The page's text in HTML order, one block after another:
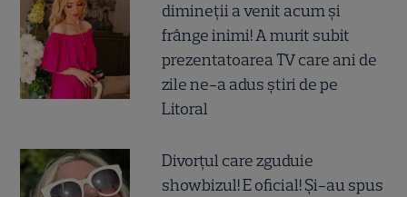
dimineții a venit acum și
frânge inimi! A murit subit
prezentatoarea TV care ani de
zile ne-a adus știri de pe
Litoral
Divorțul care zguduie
showbizul! E oficial! Și-au spus